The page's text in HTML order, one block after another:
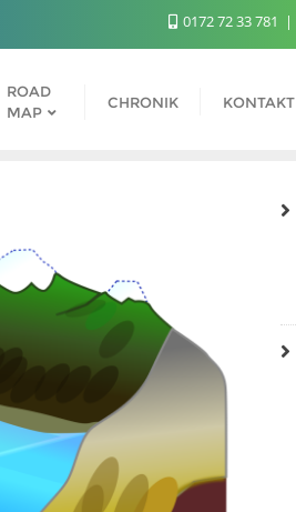
0172 72 33 781
ROAD
MAP
CHRONIK KONTAKT